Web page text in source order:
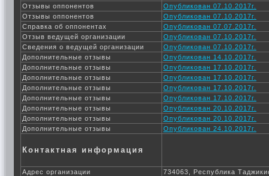
Отзывы оппонентов
Опубликован 07.10.2017г.
Отзывы оппонентов
Опубликован 07.10.2017г.
Справка об оппонентах
Опубликован 07.07.2017г.
Отзыв ведущей организации
Опубликован 07.10.2017г.
Сведения о ведущей организации
Опубликован 07.10.2017г.
Дополнительные отзывы
Опубликован 14.10.2017г.
Дополнительные отзывы
Опубликован 17.10.2017г.
Дополнительные отзывы
Опубликован 17.10.2017г.
Дополнительные отзывы
Опубликован 17.10.2017г.
Дополнительные отзывы
Опубликован 17.10.2017г.
Дополнительные отзывы
Опубликован 20.10.2017г.
Дополнительные отзывы
Опубликован 20.10.2017г.
Дополнительные отзывы
Опубликован 24.10.2017г.
Контактная информация
Адрес организации
734063, Республика